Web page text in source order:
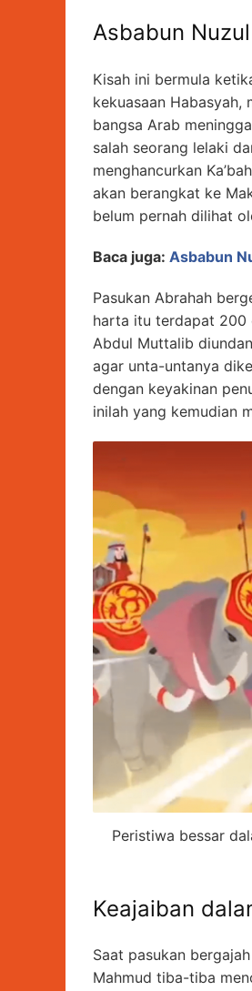
Asbabun
Kisah ini bermula
kekuasaan Habasyah,
bangsa Arab
salah seorang lelaki
menghancurkan
akan berangkat ke
belum pernah dilihat
Baca juga: Asbabun
Pasukan Abrahah
harta itu terdapat 200
Abdul Muttalib
agar unta-untanya
dengan keyakinan
inilah yang kemudian
Peristiwa bessar
Keajaiban
Saat pasukan
Mahmud tiba-tiba